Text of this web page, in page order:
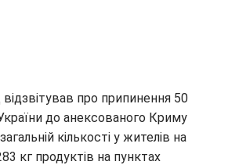
відзвітував про припинення 50
до анексованого Криму
кількості у жителів на
кг продуктів на пунктах